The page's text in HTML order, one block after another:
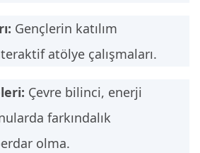
Gençlerin katılım
atölye çalışmaları.
Çevre bilinci, enerji
farkındalık
olma.